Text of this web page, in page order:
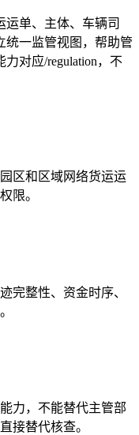
运单、主体、车辆司
统一监管视图，帮助管
对应/regulation，不
区和区域网络货运运
限。
完整性、资金时序、
力，不能替代主管部
接替代核查。